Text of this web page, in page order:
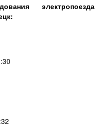
электропоезда